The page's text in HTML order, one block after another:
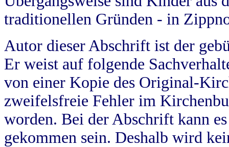
traditionellen Gründen - in
Autor dieser Abschrift ist der
Er weist auf folgende
von einer Kopie des Original-
zweifelsfreie Fehler im
worden. Bei der Abschrift kann
gekommen sein. Deshalb wird